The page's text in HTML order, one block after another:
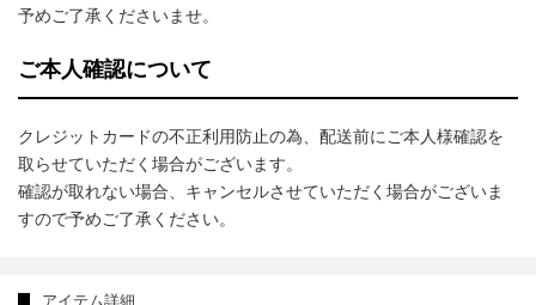
予めご了承くださいませ。
ご本人確認について
クレジットカードの不正利用防止の為、配送前にご本人様確認を
取らせていただく場合がございます。
確認が取れない場合、キャンセルさせていただく場合がございま
すので予めご了承ください。
アイテム詳細